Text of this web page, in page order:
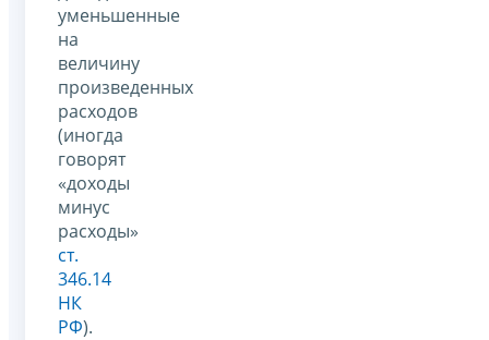
уменьшенные
на
величину
произведенных
расходов
(иногда
говорят
«доходы
минус
расходы»
ст.
346.14
НК
РФ).